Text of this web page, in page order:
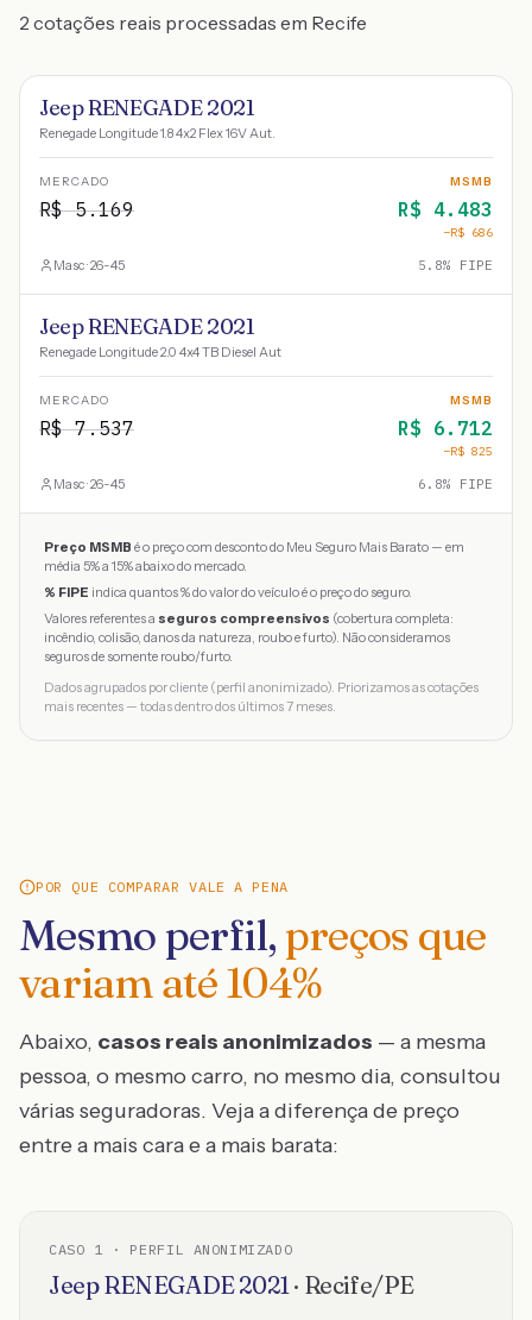
2 cotações reais processadas em Recife
Jeep RENEGADE 2021
Renegade Longitude 1.8 4x2 Flex 16V Aut.
MERCADO
R$5.169
MSMB
R$ 4.483
−R$ 686
Masc · 26-45 5.8% FIPE
Jeep RENEGADE 2021
Renegade Longitude 2.0 4x4 TB Diesel Aut
MERCADO
R$7.537
MSMB
R$ 6.712
−R$ 825
Masc · 26-45 6.8% FIPE
Preço MSMB é o preço com desconto do Meu Seguro Mais Barato — em
média 5% a 15% abaixo do mercado.
% FIPE indica quantos % do valor do veículo é o preço do seguro.
Valores referentes a seguros compreensivos (cobertura completa:
incêndio, colisão, danos da natureza, roubo e furto). Não consideramos
seguros de somente roubo/furto.
Dados agrupados por cliente (perfil anonimizado). Priorizamos as cotações
mais recentes — todas dentro dos últimos 7 meses.
POR QUE COMPARAR VALE A PENA
Mesmo perfil, preços que
variam até104%
Abaixo, casos reais anonimizados — a mesma
pessoa, o mesmo carro, no mesmo dia, consultou
várias seguradoras. Veja a diferença de preço
entre a mais cara e a mais barata:
CASO 1 · PERFIL ANONIMIZADO
JeepRENEGADE2021· Recife/PE